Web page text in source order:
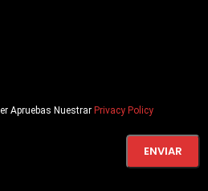
Apruebas Nuestrar Privacy Policy